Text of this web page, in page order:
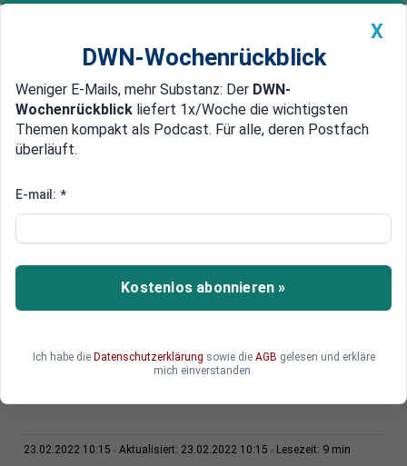
Newsticker MEIN DWN: Geldanlage Premium
Edelmetalle DWN-Magazin China
Lagebericht Ukraine: Kiew
gegen Russland
Lesen Sie alle wichtigen Meldungen zum Konflikt
um die Ukraine im Liveticker.
23.02.2022 10:15 Aktualisiert: 23.02.2022 10:15 Lesezeit: 9 min
X
DWN-Wochenrückblick
Weniger E-Mails, mehr Substanz: Der DWN-
Wochenrückblick liefert 1x/Woche die wichtigsten
Themen kompakt als Podcast. Für alle, deren Postfach
überläuft.
E-mail: *
Kostenlos abonnieren »
Ich habe die Datenschutzerklärung sowie die AGB gelesen und erkläre
mich einverstanden.